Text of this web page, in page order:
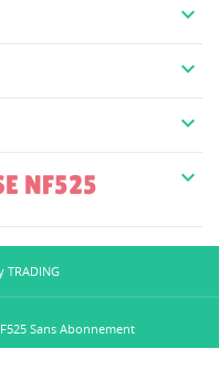



NF525 
Sans Abonnement
TRADING